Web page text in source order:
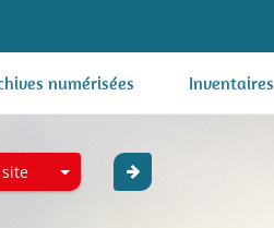
numérisées Inventaires